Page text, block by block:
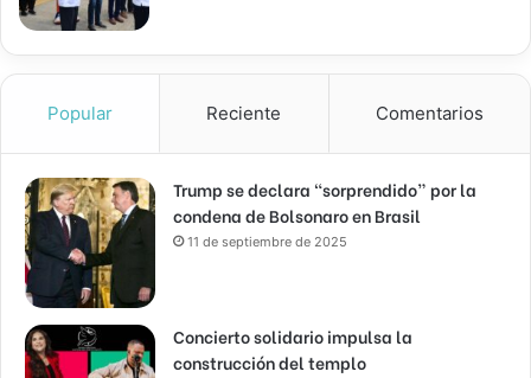
Popular Reciente Comentarios
Trump se declara “sorprendido” por la
condena de Bolsonaro en Brasil
11 de septiembre de 2025
Concierto solidario impulsa la
construcción del templo